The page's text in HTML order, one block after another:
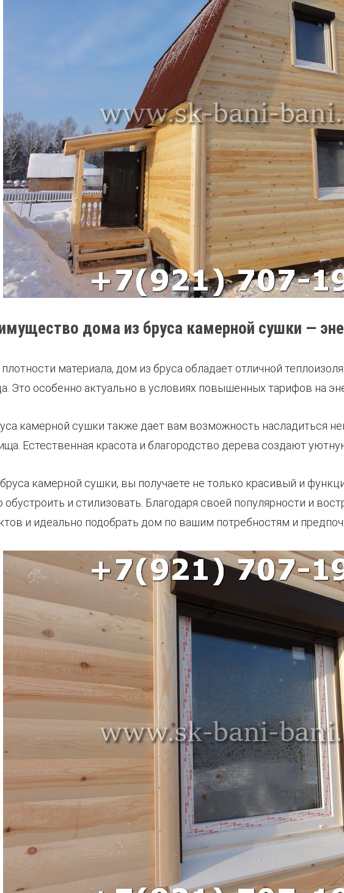
дома из бруса камерной сушки —
материала, дом из бруса обладает отличной
Это особенно актуально в условиях повышенных тарифов на
камерной сушки также дает вам возможность насладиться
Естественная красота и благородство дерева создают
камерной сушки, вы получаете не только красивый и
обустроить и стилизовать. Благодаря своей популярности и
и идеально подобрать дом по вашим потребностям и